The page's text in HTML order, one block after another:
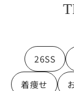
26SS
着痩せ